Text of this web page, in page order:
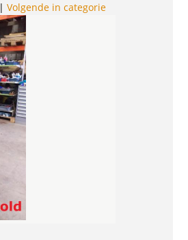
|Volgende in categorie